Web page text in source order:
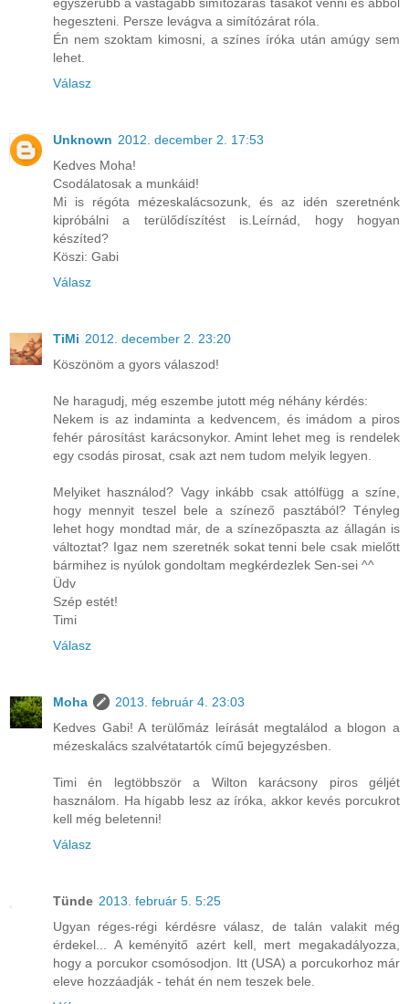
hegeszteni. Persze levágva a simítózárat róla.
Én nem szoktam kimosni, a színes íróka után amúgy sem
lehet.
Válasz
Unknown 2012. december 2. 17:53
Kedves Moha!
Csodálatosak a munkáid!
Mi is régóta mézeskalácsozunk, és az idén szeretnénk
kipróbálni a terülődíszítést is.Leírnád, hogy hogyan
készíted?
Köszi: Gabi
Válasz
TiMi 2012. december 2. 23:20
Köszönöm a gyors válaszod!
Ne haragudj, még eszembe jutott még néhány kérdés:
Nekem is az indaminta a kedvencem, és imádom a piros
fehér párosítást karácsonykor. Amint lehet meg is rendelek
egy csodás pirosat, csak azt nem tudom melyik legyen.
Melyiket használod? Vagy inkább csak attólfügg a színe,
hogy mennyit teszel bele a színező pasztából? Tényleg
lehet hogy mondtad már, de a színezőpaszta az állagán is
változtat? Igaz nem szeretnék sokat tenni bele csak mielőtt
bármihez is nyúlok gondoltam megkérdezlek Sen-sei ^^
Üdv
Szép estét!
Timi
Válasz
Moha
2013. február 4. 23:03
Kedves Gabi! A terülőmáz leírását megtalálod a blogon a
mézeskalács szalvétatartók című bejegyzésben.
Timi én legtöbbször a Wilton karácsony piros géljét
használom. Ha hígabb lesz az íróka, akkor kevés porcukrot
kell még beletenni!
Válasz
Tünde 2013. február 5. 5:25
Ugyan réges-régi kérdésre válasz, de talán valakit még
érdekel... A keményitő azért kell, mert megakadályozza,
hogy a porcukor csomósodjon. Itt (USA) a porcukorhoz már
eleve hozzáadják - tehát én nem teszek bele.